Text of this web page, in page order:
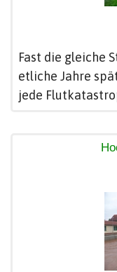
Fast die gleiche
etliche Jahre
jede